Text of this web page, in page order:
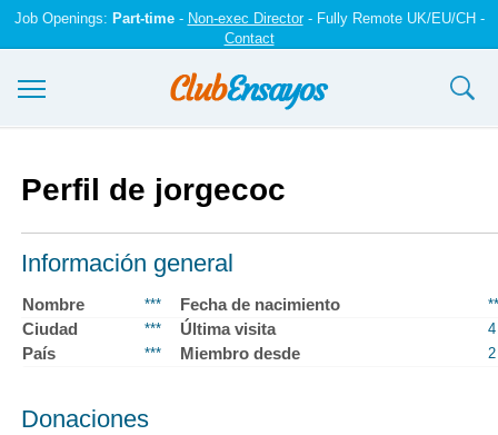
Job Openings: Part-time- Non-exec Director- Fully Remote UK/EU/CH -
Contact
Registrarse
Iniciar sesión
Contáctenos
Perfil de jorgecoc
Información general
Nombre *** Fecha de nacimiento
Ciudad *** Última visita
País *** Miembro desde
Donaciones